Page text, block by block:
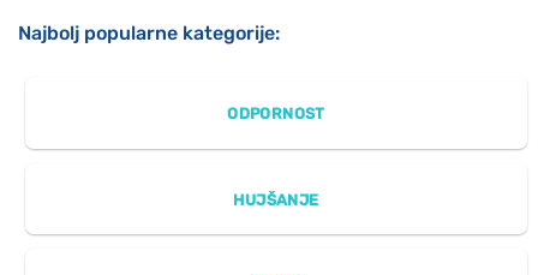
Najbolj popularne kategorije:
ODPORNOST
HUJŠANJE